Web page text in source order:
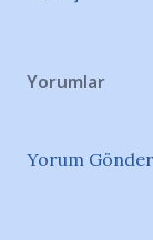
Yorumlar
Yorum Gönder